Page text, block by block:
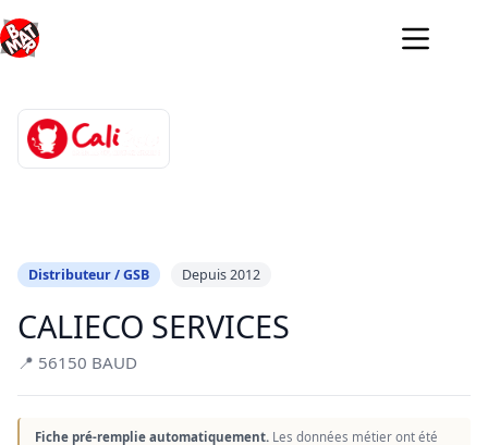
au
contenu
Distributeur / GSB Depuis 2012
CALIECO SERVICES
📍 56150 BAUD
Fiche pré-remplie automatiquement. Les données métier ont été